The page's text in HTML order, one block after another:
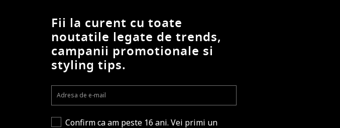
Fii la curent cu toate
noutatile legate de trends,
campanii promotionale si
styling tips.
Confirm ca am peste 16 ani. Vei primi un